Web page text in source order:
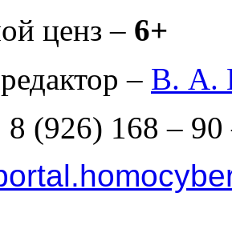
ценз – 6+
– В. А.
(926) 168 – 90